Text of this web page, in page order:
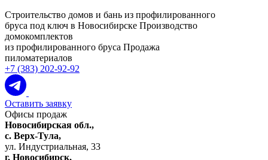
Строительство домов и бань из профилированного
бруса под ключ в Новосибирске Производство
домокомплектов
из профилированного бруса Продажа
пиломатериалов
+7 (383) 202-92-92
Оставить заявку
Офисы продаж
Новосибирская обл.,
c. Верх-Тула,
ул. Индустриальная, 33
г. Новосибирск,